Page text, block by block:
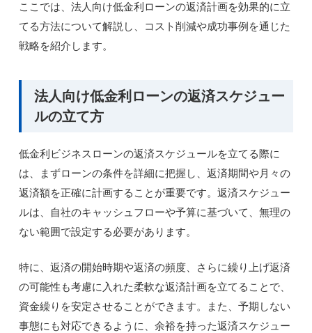
ここでは、法人向け低金利ローンの返済計画を効果的に立
てる方法について解説し、コスト削減や成功事例を通じた
戦略を紹介します。
法人向け低金利ローンの返済スケジュー
ルの立て方
低金利ビジネスローンの返済スケジュールを立てる際に
は、まずローンの条件を詳細に把握し、返済期間や月々の
返済額を正確に計画することが重要です。返済スケジュー
ルは、自社のキャッシュフローや予算に基づいて、無理の
ない範囲で設定する必要があります。
特に、返済の開始時期や返済の頻度、さらに繰り上げ返済
の可能性も考慮に入れた柔軟な返済計画を立てることで、
資金繰りを安定させることができます。また、予期しない
事態にも対応できるように、余裕を持った返済スケジュー